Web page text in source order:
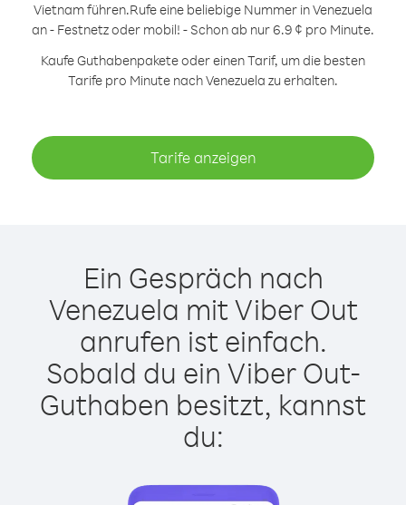
Vietnam führen.Rufe eine beliebige Nummer in Venezuela
an - Festnetz oder mobil! - Schon ab nur 6.9 ¢ pro Minute.
Kaufe Guthabenpakete oder einen Tarif, um die besten
Tarife pro Minute nach Venezuela zu erhalten.
Tarife anzeigen
Ein Gespräch nach
Venezuela mit Viber Out
anrufen ist einfach.
Sobald du ein Viber Out-
Guthaben besitzt, kannst
du: